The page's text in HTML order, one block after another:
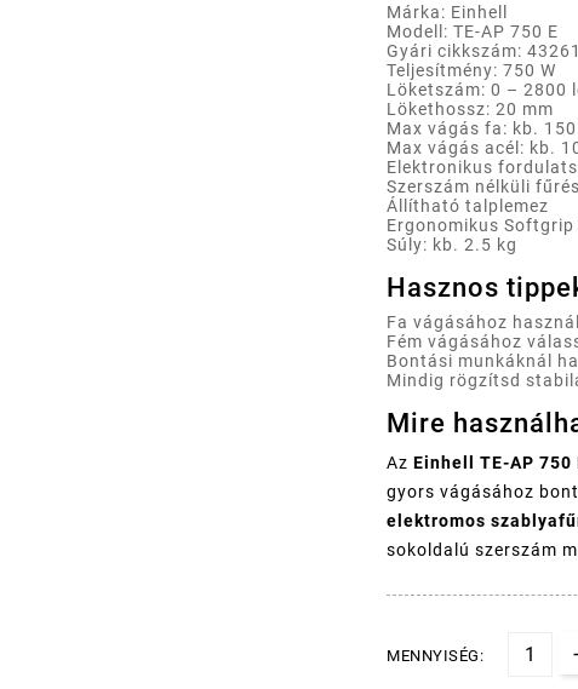
Márka: Einhell
Modell: TE-AP 750 E
Gyári cikkszám:
Teljesítmény: 750 W
Löketszám: 0 – 2800
Lökethossz: 20 mm
Max vágás fa: kb.
Max vágás acél: kb.
Elektronikus
Szerszám nélküli
Állítható talplemez
Ergonomikus
Súly: kb. 2.5 kg
Hasznos
Fa vágásához
Fém vágásához
Bontási munkáknál
Mindig rögzítsd
Mire
Az Einhell TE-AP 750
gyors vágásához
elektromos
sokoldalú szerszám
MENNYISÉG: